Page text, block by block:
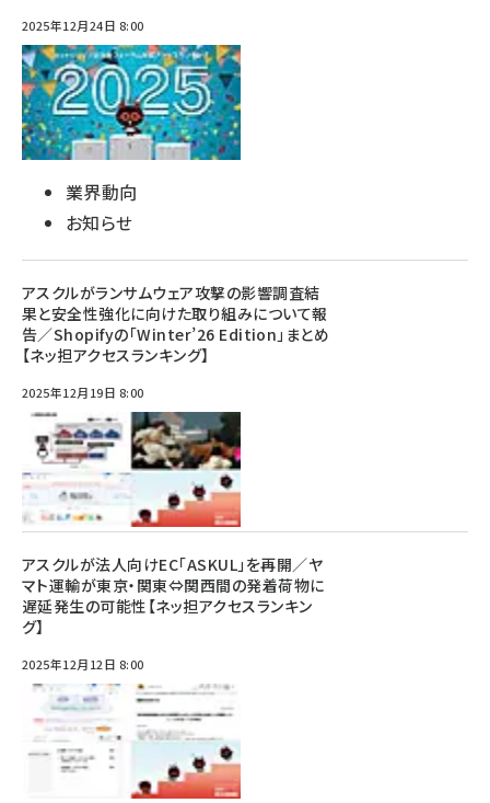
2025年12月24日 8:00
業界動向
お知らせ
アスクルがランサムウェア攻撃の影響調査結
果と安全性強化に向けた取り組みについて報
告／Shopifyの「Winter’26 Edition」まとめ
【ネッ担アクセスランキング】
2025年12月19日 8:00
アスクルが法人向けEC「ASKUL」を再開／ヤ
マト運輸が東京・関東⇔関西間の発着荷物に
遅延発生の可能性【ネッ担アクセスランキン
グ】
2025年12月12日 8:00